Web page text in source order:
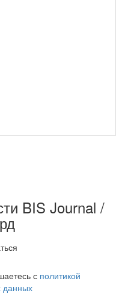
BIS Journal /
с политикой
данных